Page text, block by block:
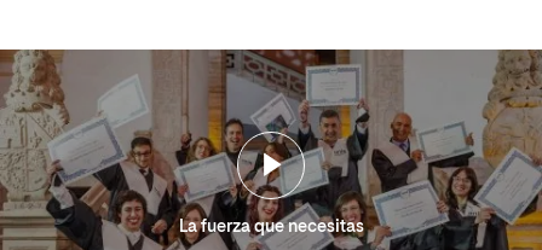
La fuerza que necesitas